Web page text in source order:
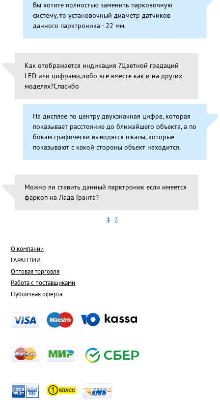
Вы хотите полностью заменить парковочную
систему, то установочный диаметр датчиков
данного парктроника - 22 мм.
Как отображается индикация ?Цветной градаций
LED или цифрами,либо всё вместе как и на других
моделях?Спасибо
На дисплее по центру двухзначная цифра, которая
показывает расстояние до ближайшего объекта, а по
бокам графически выводятся шкалы, которые
показывают с какой стороны объект находится.
Можно ли ставить данный парктроник если имеется
фаркоп на Лада Гранта?
1 2
О компании
ГАРАНТИИ
Оптовая торговля
Работа с поставщиками
Публичная оферта